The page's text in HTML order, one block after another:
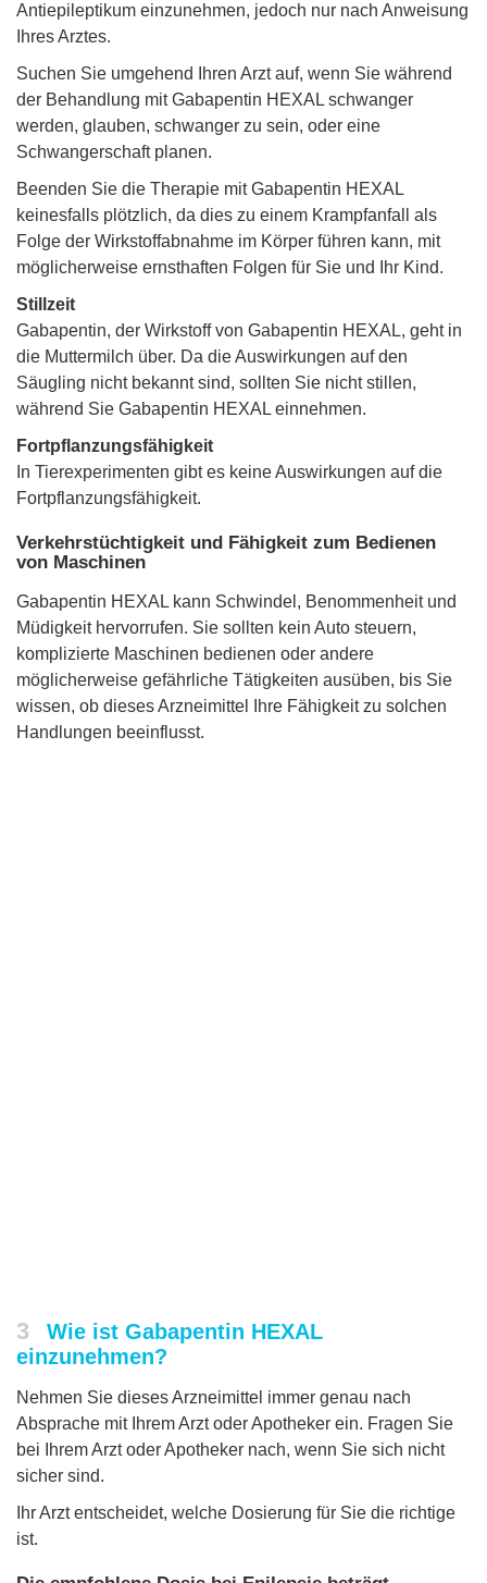
Antiepileptikum einzunehmen, jedoch nur nach Anweisung
Ihres Arztes.
Suchen Sie umgehend Ihren Arzt auf, wenn Sie während
der Behandlung mit Gabapentin HEXAL schwanger
werden, glauben, schwanger zu sein, oder eine
Schwangerschaft planen.
Beenden Sie die Therapie mit Gabapentin HEXAL
keinesfalls plötzlich, da dies zu einem Krampfanfall als
Folge der Wirkstoffabnahme im Körper führen kann, mit
möglicherweise ernsthaften Folgen für Sie und Ihr Kind.
Stillzeit
Gabapentin, der Wirkstoff von Gabapentin HEXAL, geht in
die Muttermilch über. Da die Auswirkungen auf den
Säugling nicht bekannt sind, sollten Sie nicht stillen,
während Sie Gabapentin HEXAL einnehmen.
Fortpflanzungsfähigkeit
In Tierexperimenten gibt es keine Auswirkungen auf die
Fortpflanzungsfähigkeit.
Verkehrstüchtigkeit und Fähigkeit zum Bedienen
von Maschinen
Gabapentin HEXAL kann Schwindel, Benommenheit und
Müdigkeit hervorrufen. Sie sollten kein Auto steuern,
komplizierte Maschinen bedienen oder andere
möglicherweise gefährliche Tätigkeiten ausüben, bis Sie
wissen, ob dieses Arzneimittel Ihre Fähigkeit zu solchen
Handlungen beeinflusst.
3
Wie ist Gabapentin HEXAL
einzunehmen?
Nehmen Sie dieses Arzneimittel immer genau nach
Absprache mit Ihrem Arzt oder Apotheker ein. Fragen Sie
bei Ihrem Arzt oder Apotheker nach, wenn Sie sich nicht
sicher sind.
Ihr Arzt entscheidet, welche Dosierung für Sie die richtige
ist.